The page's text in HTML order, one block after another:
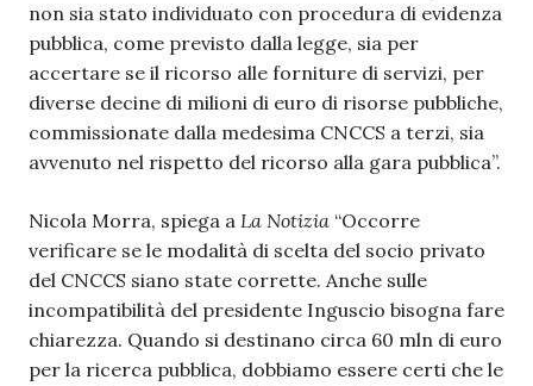
non sia stato individuato con procedura di evidenza
pubblica, come previsto dalla legge, sia per
accertare se il ricorso alle forniture di servizi, per
diverse decine di milioni di euro di risorse pubbliche,
commissionate dalla medesima CNCCS a terzi, sia
avvenuto nel rispetto del ricorso alla gara pubblica”.
Nicola Morra, spiega a La Notizia “Occorre
verificare se le modalità di scelta del socio privato
del CNCCS siano state corrette. Anche sulle
incompatibilità del presidente Inguscio bisogna fare
chiarezza. Quando si destinano circa 60 mln di euro
per la ricerca pubblica, dobbiamo essere certi che le